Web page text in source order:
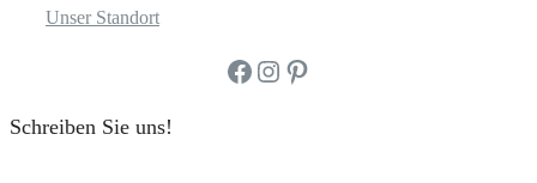
Unser Standort
Facebook
Instagram
Pinterest
Schreiben Sie uns!